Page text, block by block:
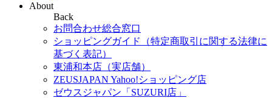
About
Back
お問合わせ総合窓口
ショッピングガイド（特定商取引に関する法律に
基づく表記）
東浦和本店（実店舗）
ZEUSJAPAN Yahoo!ショッピング店
ゼウスジャパン「SUZURI店」